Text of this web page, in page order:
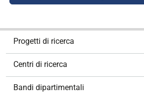
Progetti di ricerca
Centri di ricerca
Bandi dipartimentali